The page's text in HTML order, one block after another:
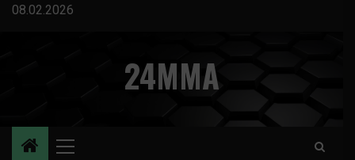
Перейти
08.02.2026
24MMA
Основное